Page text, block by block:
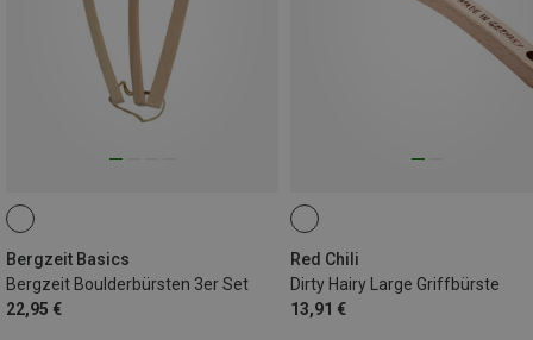
Bergzeit Basics
Bergzeit Boulderbürsten 3er Set
22,95 €
Red Chili
Dirty Hairy Large Griffbürste
13,91 €